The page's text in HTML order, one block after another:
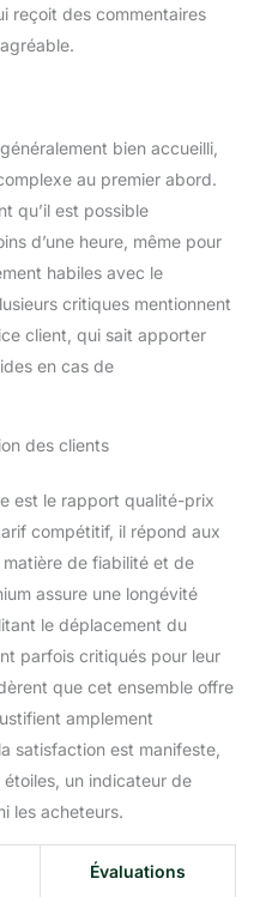
absolue. Avec
petits coussins
vous enveloppe
vous invitant à
pleinement de
extérieurs
confort.
ET
: Ce salon
un havre de
il est aussi conçu
résister aux aléas
une
de cet ensemble
salon un
durable
votre maison. Le
d'attaches entre
éléments
sécurité accrues,
permettant de
de moments de
sans soucis.
À
: Avec son
élégante, ce salon
extérieur en résine
reçoit des commentaires
bien accueilli,
au premier abord.
qu’il est possible
d’une heure, même pour
habiles avec le
critiques mentionnent
client, qui sait apporter
en cas de
des clients
est le rapport qualité-prix
compétitif, il répond aux
de fiabilité et de
assure une longévité
le déplacement du
parfois critiqués pour leur
que cet ensemble offre
amplement
satisfaction est manifeste,
un indicateur de
les acheteurs.
Évaluations